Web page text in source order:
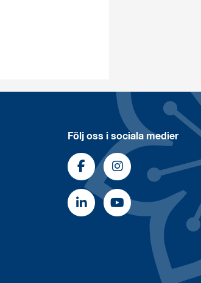
Följ oss i sociala medier